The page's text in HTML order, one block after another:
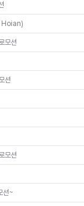
Hoian)
모션
션
모션
션~